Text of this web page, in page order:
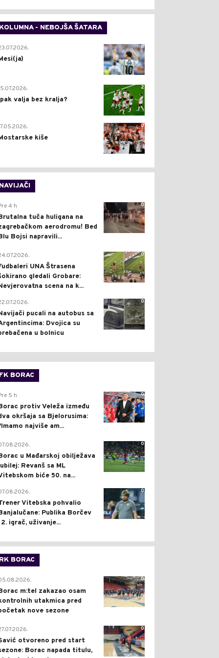
KOLUMNA - NEBOJŠA ŠATARA
0
2
valja bez kralja?
0
kiše
NAVIJAČI
0
4 h
tuča huligana na
aerodromu! Bed
Bojsi napravili...
0
UNA Štrasena
gledali Grobare:
scena na k...
0
pucali na autobus sa
Dvojica su
u bolnicu
FK BORAC
0
5 h
protiv Veleža između
okršaja sa Bjelorusima:
najviše am...
0
u Mađarskoj obilježava
Revanš sa ML
biće 50. na...
0
Vitebska pohvalio
Publika Borčev
igrač, uživanje...
RK BORAC
0
m:tel zakazao osam
utakmica pred
nove sezone
0
otvoreno pred start
Borac napada titulu,